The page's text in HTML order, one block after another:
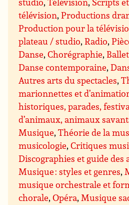
télévision,Productions
Production pour la
plateau / studio,Radio,
Danse,Chorégraphie, Ballet
Danse contemporaine,
Autres arts du spectacles,
marionnettes et
historiques, parades,
d’animaux, animaux
Musique,Théorie de la
musicologie,Critiques
Discographies et guide des
Musique : styles et genres,
musique orchestrale et
chorale,Opéra,Musique